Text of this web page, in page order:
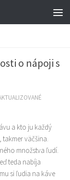
o nápoji s
a kto ju každý
väčšina.
množstva ľudí.
teda nabíja
si ľudia na káve